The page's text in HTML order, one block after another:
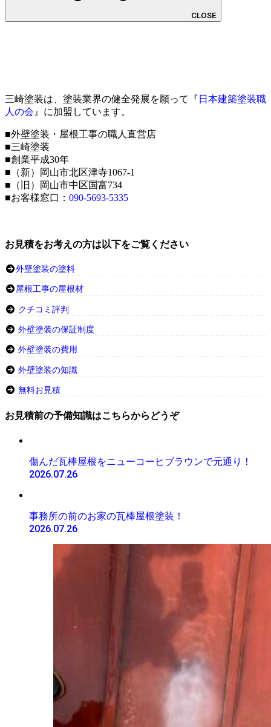
CLOSE
三崎塗装は、塗装業界の健全発展を願って『 日本建築塗装職
人の会 』に加盟しています。
■外壁塗装・屋根工事の職人直営店
■三崎塗装
■創業平成30年
■（新）岡山市北区津寺1067-1
■（旧）岡山市中区国富734
■お客様窓口： 090-5693-5335
お見積をお考えの方は以下をご覧ください
外壁塗装の塗料
屋根工事の屋根材
クチコミ評判
外壁塗装の保証制度
外壁塗装の費用
外壁塗装の知識
無料お見積
お見積前の予備知識はこちらからどうぞ
傷んだ瓦棒屋根をニューコーヒブラウンで元通り！
2026.07.26
事務所の前のお家の瓦棒屋根塗装！
2026.07.26